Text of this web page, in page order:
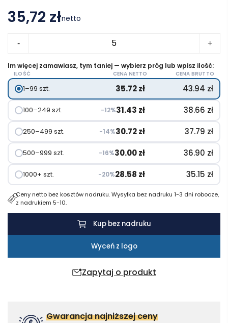
35,72 złnetto
- +
Zapytaj o produkt
Im więcej zamawiasz, tym taniej — wybierz próg lub wpisz ilość:
ILOŚĆ CENA NETTO CENA BRUTTO
1–99 szt. 35.72zł 43.94 zł
100–249 szt. −12%31.43 zł 38.66 zł
250–499 szt. −14%30.72zł 37.79 zł
500–999 szt. −16%30.00zł 36.90 zł
1000+ szt. −20%28.58 zł 35.15 zł
Ceny netto bez kosztów nadruku. Wysyłka bez nadruku 1-3 dni robocze,
z nadrukiem 5-10.
Kup bez nadruku
Wyceń z logo
Gwarancja najniższej ceny